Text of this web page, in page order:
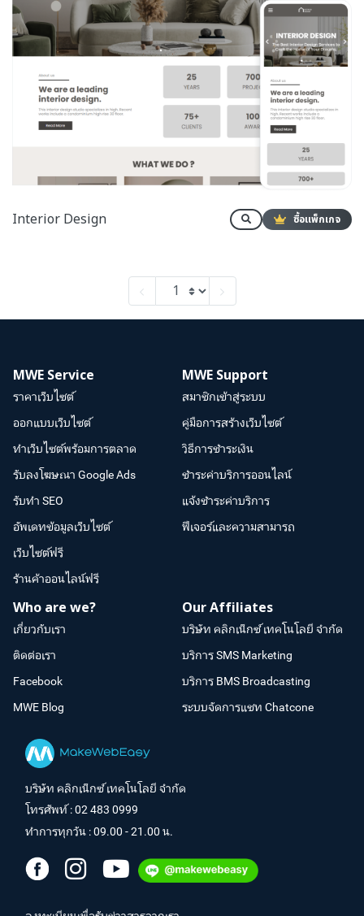
Interior Design ซื้อแพ็กเกจ
MWE Service
ราคาเว็บไซต์
ออกแบบเว็บไซต์
ทำเว็บไซต์พร้อมการตลาด
รับลงโฆษณา Google Ads
รับทำ SEO
อัพเดทข้อมูลเว็บไซต์
เว็บไซต์ฟรี
ร้านค้าออนไลน์ฟรี
MWE Support
สมาชิกเข้าสู่ระบบ
คู่มือการสร้างเว็บไซต์
วิธีการชำระเงิน
ชำระค่าบริการออนไลน์
แจ้งชำระค่าบริการ
ฟีเจอร์และความสามารถ
Who are we?
เกี่ยวกับเรา
ติดต่อเรา
Facebook
MWE Blog
Our Affiliates
บริษัท คลิกเน็กซ์ เทคโนโลยี จำกัด
บริการ SMS Marketing
บริการ BMS Broadcasting
ระบบจัดการแชท Chatcone
บริษัท คลิกเน็กซ์ เทคโนโลยี จำกัด
โทรศัพท์ :02 483 0999
ทำการทุกวัน : 09.00 - 21.00 น.